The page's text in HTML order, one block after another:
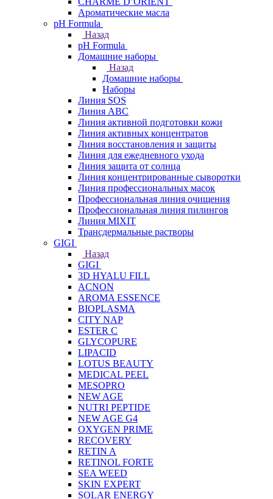
Ароматические масла
pH Formula
Назад
pH Formula
Домашние наборы
Назад
Домашние наборы
Наборы
Линия SOS
Линия АВС
Линия активной подготовки кожи
Линия активных концентратов
Линия восстановления и защиты
Линия для ежедневного ухода
Линия защита от солнца
Линия концентрированные сыворотки
Линия профессиональных масок
Профессиональная линия очищения
Профессиональная линия пилингов
Линия MIXIT
Трансдермальные растворы
GIGI
Назад
GIGI
3D HYALU FILL
ACNON
AROMA ESSENCE
BIOPLASMA
CITY NAP
ESTER C
GLYCOPURE
LIPACID
LOTUS BEAUTY
MEDICAL PEEL
MESOPRO
NEW AGE
NUTRI PEPTIDE
NEW AGE G4
OXYGEN PRIME
RECOVERY
RETIN A
RETINOL FORTE
SEA WEED
SKIN EXPERT
SOLAR ENERGY